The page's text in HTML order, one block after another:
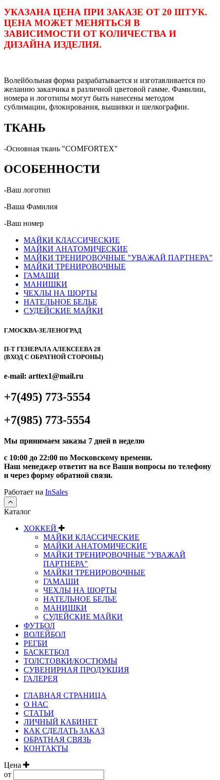
УКАЗАНА ЦЕНА ПРИ ЗАКАЗЕ ОТ 20 ШТУК.
ЦЕНА МОЖЕТ МЕНЯТЬСЯ В
ЗАВИСИМОСТИ ОТ КОЛИЧЕСТВА И
ДИЗАЙНА ИЗДЕЛИЯ.
Волейбольная форма разрабатывается и изготавливается по
желанию заказчика в различной цветовой гамме. Фамилии,
номера и логотипы могут быть нанесены методом
сублимации, флокирования, вышивки и шелкографии.
ТКАНЬ
-Основная ткань "COMFORTEX"
ОСОБЕННОСТИ
-Ваш логотип
-Ваша Фамилия
-Ваш номер
МАЙКИ КЛАССИЧЕСКИЕ
МАЙКИ АНАТОМИЧЕСКИЕ
МАЙКИ ТРЕНИРОВОЧНЫЕ "УВАЖАЙ ПАРТНЕРА"
МАЙКИ ТРЕНИРОВОЧНЫЕ
ГАМАШИ
МАНИШКИ
ЧЕХЛЫ НА ШОРТЫ
НАТЕЛЬНОЕ БЕЛЬЕ
СУДЕЙСКИЕ МАЙКИ
Г.МОСКВА-ЗЕЛЕНОГРАД
П-Т ГЕНЕРАЛА АЛЕКСЕЕВА 28
(ВХОД С ОБРАТНОЙ СТОРОНЫ)
e-mail: arttex1@mail.ru
+7(495) 773-5554
+7(985) 773-5554
Мы принимаем заказы 7 дней в неделю
с 10:00 до 22:00 по Московскому времени.
Наш менеджер ответит на все Ваши вопросы по телефону
и через форму обратной связи.
Работает на InSales
Каталог
ХОККЕЙ
МАЙКИ КЛАССИЧЕСКИЕ
МАЙКИ АНАТОМИЧЕСКИЕ
МАЙКИ ТРЕНИРОВОЧНЫЕ "УВАЖАЙ
ПАРТНЕРА"
МАЙКИ ТРЕНИРОВОЧНЫЕ
ГАМАШИ
ЧЕХЛЫ НА ШОРТЫ
НАТЕЛЬНОЕ БЕЛЬЕ
МАНИШКИ
СУДЕЙСКИЕ МАЙКИ
ФУТБОЛ
ВОЛЕЙБОЛ
РЕГБИ
БАСКЕТБОЛ
ТОЛСТОВКИ/КОСТЮМЫ
СУВЕНИРНАЯ ПРОДУКЦИЯ
ГАЛЕРЕЯ
ГЛАВНАЯ СТРАНИЦА
О НАС
СТАТЬИ
ЛИЧНЫЙ КАБИНЕТ
КАК СДЕЛАТЬ ЗАКАЗ
ОБРАТНАЯ СВЯЗЬ
КОНТАКТЫ
Цена
от